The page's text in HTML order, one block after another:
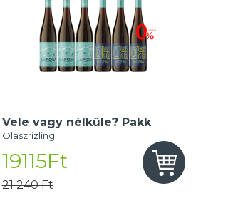
Vele vagy nélküle? Pakk
Olaszrizling
19115Ft
21 240 Ft